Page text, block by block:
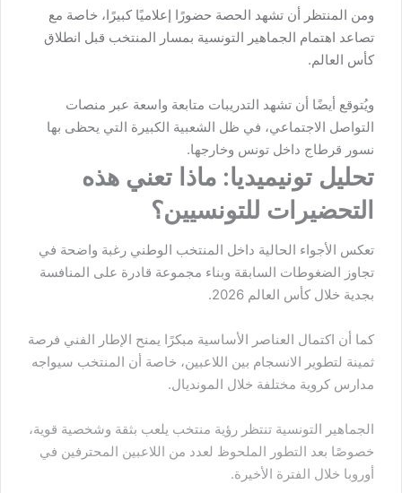
ومن المنتظر أن تشهد الحصة حضورًا إعلاميًا كبيرًا، خاصة مع
تصاعد اهتمام الجماهير التونسية بمسار المنتخب قبل انطلاق
كأس العالم.
ويُتوقع أيضًا أن تشهد التدريبات متابعة واسعة عبر منصات
التواصل الاجتماعي، في ظل الشعبية الكبيرة التي يحظى بها
نسور قرطاج داخل تونس وخارجها.
تحليل تونيميديا: ماذا تعني هذه
التحضيرات للتونسيين؟
تعكس الأجواء الحالية داخل المنتخب الوطني رغبة واضحة في
تجاوز الضغوطات السابقة وبناء مجموعة قادرة على المنافسة
بجدية خلال كأس العالم 2026.
كما أن اكتمال العناصر الأساسية مبكرًا يمنح الإطار الفني فرصة
ثمينة لتطوير الانسجام بين اللاعبين، خاصة أن المنتخب سيواجه
مدارس كروية مختلفة خلال المونديال.
الجماهير التونسية تنتظر رؤية منتخب يلعب بثقة وشخصية قوية،
خصوصًا بعد التطور الملحوظ لعدد من اللاعبين المحترفين في
أوروبا خلال الفترة الأخيرة.